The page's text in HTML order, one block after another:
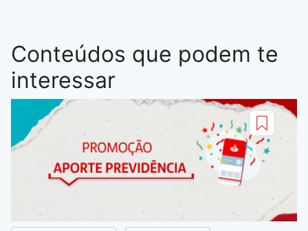
Conteúdos que podem te
interessar